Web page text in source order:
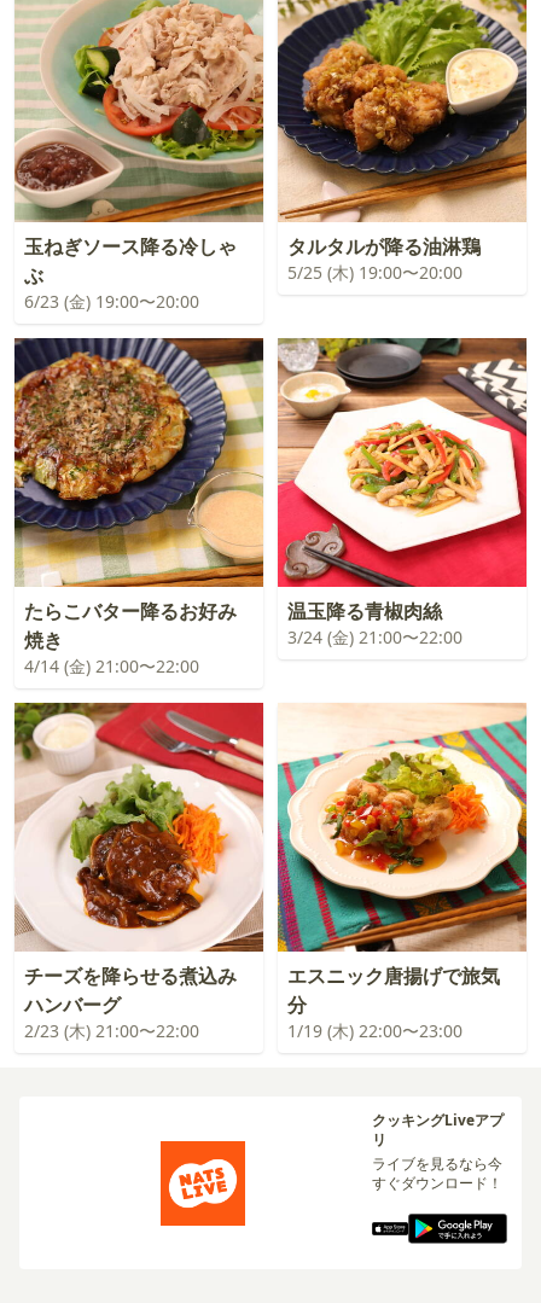
玉ねぎソース降る冷しゃ
ぶ
6/23 (金) 19:00〜20:00
タルタルが降る油淋鶏
5/25 (木) 19:00〜20:00
たらこバター降るお好み
焼き
4/14 (金) 21:00〜22:00
温玉降る青椒肉絲
3/24 (金) 21:00〜22:00
チーズを降らせる煮込み
ハンバーグ
2/23 (木) 21:00〜22:00
エスニック唐揚げで旅気
分
1/19 (木) 22:00〜23:00
クッキングLiveアプ
リ
ライブを見るなら今
すぐダウンロード！